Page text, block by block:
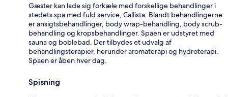
Gæster kan lade sig forkæle med forskellige behandlinger i
stedets spa med fuld service, Callista. Blandt behandlingerne
er ansigtsbehandlinger, body wrap-behandling, body scrub-
behandling og kropsbehandlinger. Spaen er udstyret med
sauna og boblebad. Der tilbydes et udvalg af
behandlingsterapier, herunder aromaterapi og hydroterapi.
Spaen er åben hver dag.
Spisning